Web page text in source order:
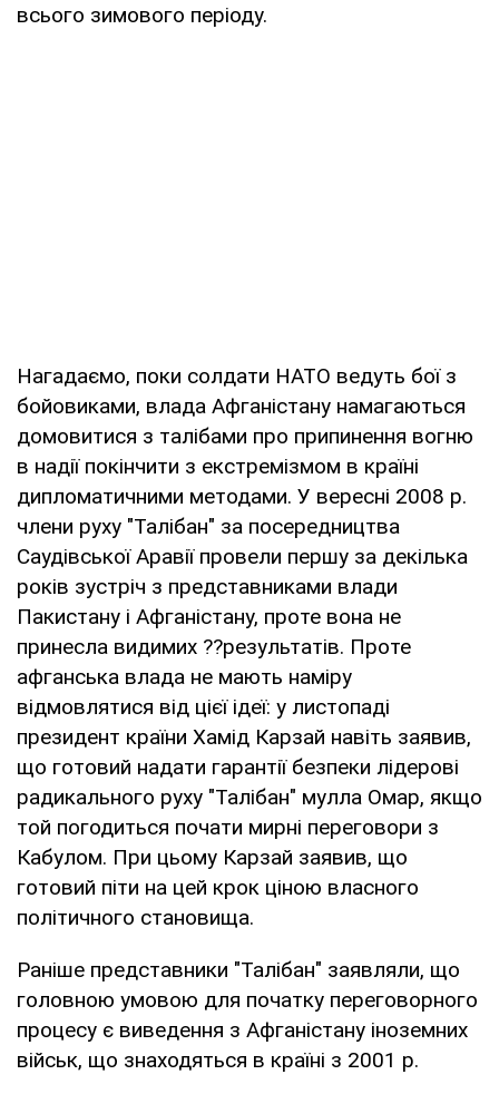
всього зимового періоду.
Нагадаємо, поки солдати НАТО ведуть бої з
бойовиками, влада Афганістану намагаються
домовитися з талібами про припинення вогню
в надії покінчити з екстремізмом в країні
дипломатичними методами. У вересні 2008 р.
члени руху "Талібан" за посередництва
Саудівської Аравії провели першу за декілька
років зустріч з представниками влади
Пакистану і Афганістану, проте вона не
принесла видимих ??результатів. Проте
афганська влада не мають наміру
відмовлятися від цієї ідеї: у листопаді
президент країни Хамід Карзай навіть заявив,
що готовий надати гарантії безпеки лідерові
радикального руху "Талібан" мулла Омар, якщо
той погодиться почати мирні переговори з
Кабулом. При цьому Карзай заявив, що
готовий піти на цей крок ціною власного
політичного становища.
Раніше представники "Талібан" заявляли, що
головною умовою для початку переговорного
процесу є виведення з Афганістану іноземних
військ, що знаходяться в країні з 2001 р.